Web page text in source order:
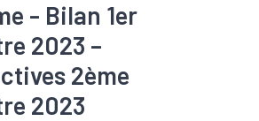
- Bilan 1er
2023 –
2ème
2023